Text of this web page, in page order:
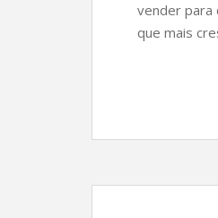
vender para
que mais